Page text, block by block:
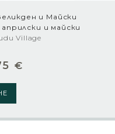
и Майски
и майски
Village
€